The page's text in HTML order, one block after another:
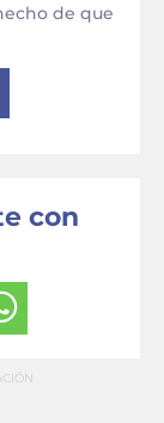
de que
con